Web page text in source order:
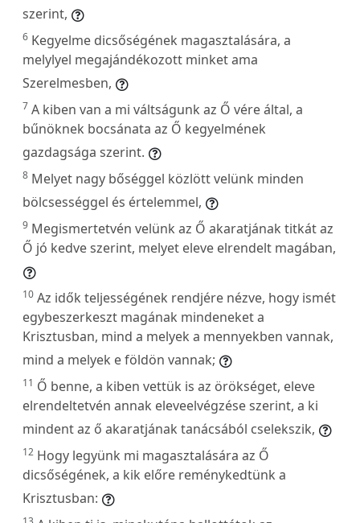
szerint,
6 Kegyelme dicsőségének magasztalására, a
melylyel megajándékozott minket ama
Szerelmesben,
7 A kiben van a mi váltságunk az Ő vére által, a
bűnöknek bocsánata az Ő kegyelmének
gazdagsága szerint.
8 Melyet nagy bőséggel közlött velünk minden
bölcsességgel és értelemmel,
9 Megismertetvén velünk az Ő akaratjának titkát az
Ő jó kedve szerint, melyet eleve elrendelt magában,
10 Az idők teljességének rendjére nézve, hogy ismét
egybeszerkeszt magának mindeneket a
Krisztusban, mind a melyek a mennyekben vannak,
mind a melyek e földön vannak;
11 Ő benne, a kiben vettük is az örökséget, eleve
elrendeltetvén annak eleveelvégzése szerint, a ki
mindent az ő akaratjának tanácsából cselekszik,
12 Hogy legyünk mi magasztalására az Ő
dicsőségének, a kik előre reménykedtünk a
Krisztusban: